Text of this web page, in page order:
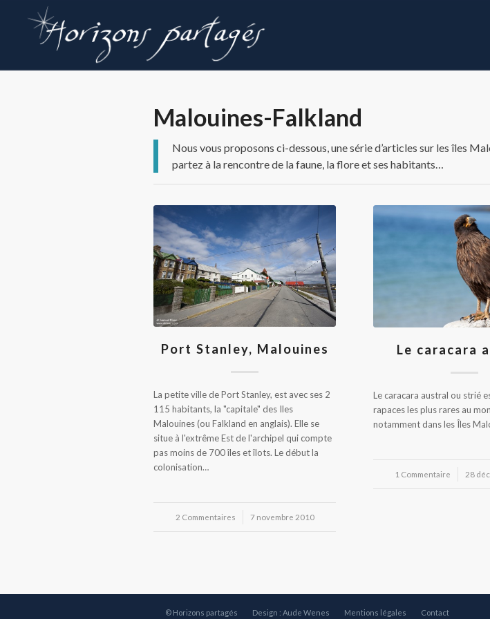
Malouines-Falkland
Nous vous proposons ci-dessous, une série d’articles sur les îles
partez à la rencontre de la faune, la flore et ses habitants…
Port Stanley, Malouines
La petite ville de Port Stanley, est avec ses 2
115 habitants, la "capitale" des Iles
Malouines (ou Falkland en anglais). Elle se
situe à l'extrême Est de l'archipel qui compte
pas moins de 700 îles et îlots. Le début la
colonisation…
2 Commentaires
/ 7 novembre 2010
Le caracara
Le caracara austral ou strié
rapaces les plus rares au
notamment dans les Îles
1 Commentaire
/ 28
© Horizons partagés Design : Aude Wenes Mentions légales Contact